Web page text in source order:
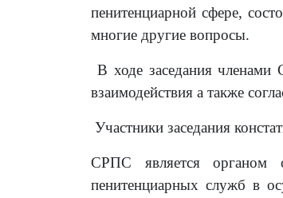
пенитенциарной сфере,
многие другие вопросы.
В ходе заседания членами
взаимодействия а также
Участники заседания
СРПС является органом
пенитенциарных служб в